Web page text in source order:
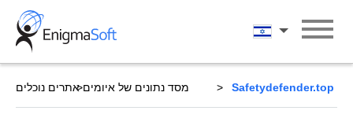
Skip
content
עברית
מסד נתונים של איומים אתרים נוכלים Safetydefender.top